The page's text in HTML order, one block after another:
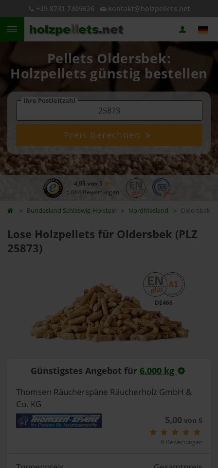
+49 8731 7409626 kontakt@holzpellets.net
Pellets Oldersbek:
Holzpellets günstig bestellen
Ihre Postleitzahl
Preis berechnen
4,93 von 5
5.084 Bewertungen
Bundesland Schleswig-Holstein Nordfriesland Oldersbek
Lose Holzpellets für Oldersbek (PLZ
25873)
DE466
Günstigstes Angebot für 6.000 kg
Thomsen Räucherspäne Räucherholz GmbH &
Co. KG
5,00 von 5
6 Bewertungen